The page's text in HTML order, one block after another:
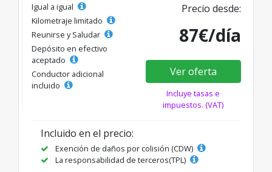
Igual a igual
Kilometraje limitado
Reunirse y Saludar
Depósito en efectivo
aceptado
Conductor adicional
incluido
Precio desde:
87€/día
Ver oferta
Incluye tasas e
impuestos. (VAT)
Incluido en el precio:
Exención de daños por colisión (CDW)
La responsabilidad de terceros(TPL)